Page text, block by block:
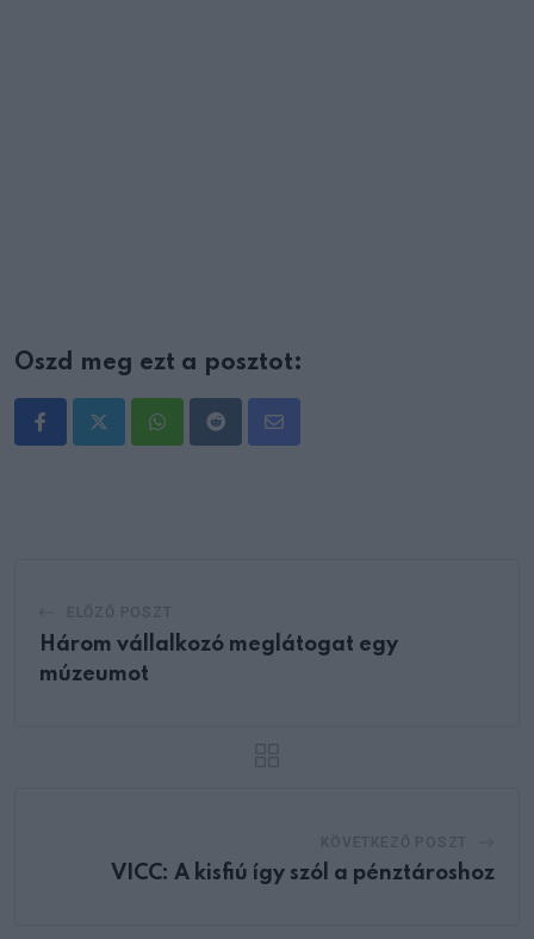
Oszd meg ezt a posztot:
WhatsappRedditShare
Három vállalkozó meglátogat egy
múzeumot
VICC: A kisfiú így szól a pénztároshoz